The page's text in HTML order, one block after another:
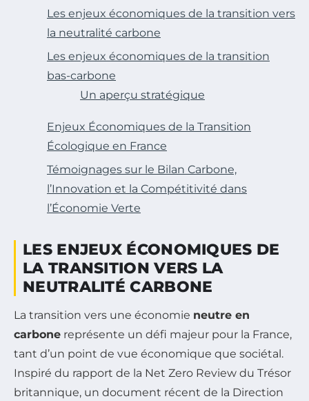
Les enjeux économiques de la transition vers
la neutralité carbone
Les enjeux économiques de la transition
bas-carbone
Un aperçu stratégique
Enjeux Économiques de la Transition
Écologique en France
Témoignages sur le Bilan Carbone,
l’Innovation et la Compétitivité dans
l’Économie Verte
LES ENJEUX ÉCONOMIQUES DE
LA TRANSITION VERS LA
NEUTRALITÉ CARBONE
La transition vers une économie neutre en
carbone représente un défi majeur pour la France,
tant d’un point de vue économique que sociétal.
Inspiré du rapport de la Net Zero Review du Trésor
britannique, un document récent de la Direction